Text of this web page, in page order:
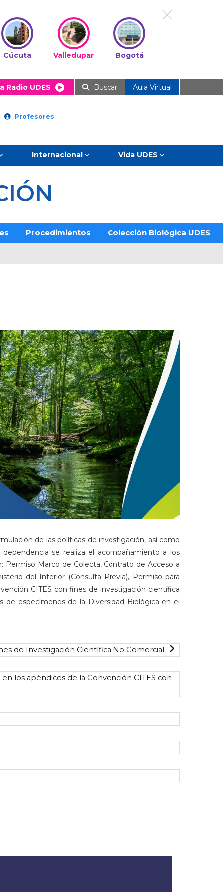
Cúcuta Valledupar Bogotá
Radio UDES Buscar Aula Virtual
Profesores
Internacional Vida UDES
Procedimientos Colección Biológica UDES
de las políticas de investigación, así como
se realiza el acompañamiento a los
Permiso Marco de Colecta, Contrato de Acceso a
del Interior (Consulta Previa), Permiso para
CITES con fines de investigación científica
especímenes de la Diversidad Biológica en el
de Investigación Científica No Comercial
los apéndices de la Convención CITES con